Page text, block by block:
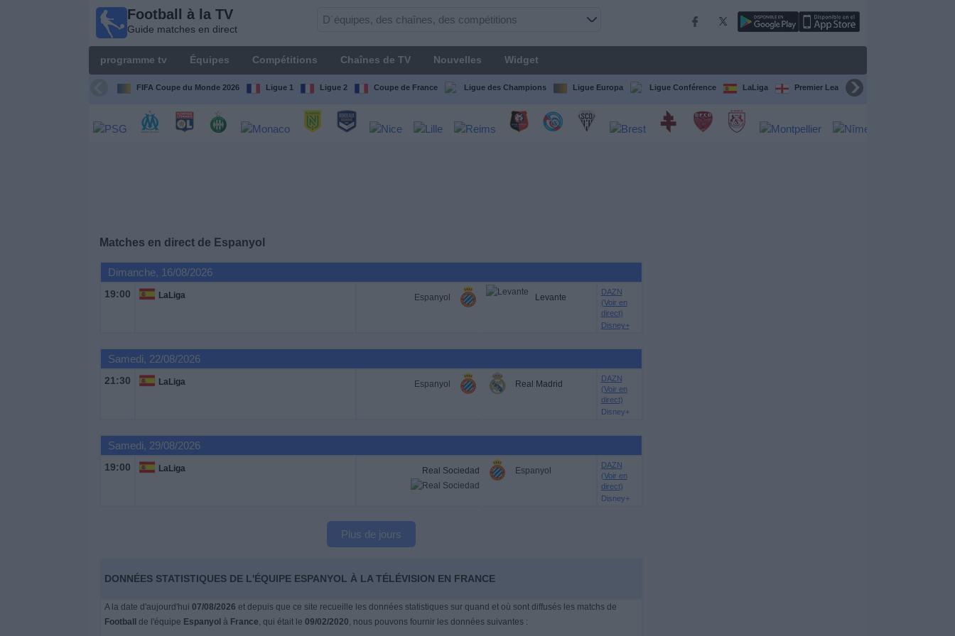
Football à la TV
Guide matches en direct
programme tv Équipes Compétitions Chaînes de TV Nouvelles Widget
FIFA Coupe du Monde 2026 Ligue 1 Ligue 2 Coupe de France Ligue des Champions Ligue Europa Ligue Conférence LaLiga Premier League
Matches en direct de Espanyol
Dimanche, 16/08/2026
19:00 LaLiga Espanyol Levante
DAZN
(Voir en
direct)
Disney+
Samedi, 22/08/2026
21:30 LaLiga Espanyol Real Madrid
DAZN
(Voir en
direct)
Disney+
Samedi, 29/08/2026
19:00 LaLiga Real Sociedad Espanyol
DAZN
(Voir en
direct)
Disney+
Plus de jours
DONNÉES STATISTIQUES DE L'ÉQUIPE ESPANYOL À LA TÉLÉVISION EN FRANCE
A la date d'aujourd'hui 07/08/2026 et depuis que ce site recueille les données statistiques sur quand et où sont diffusés les matchs de
Football
de l'équipe Espanyol à France, qui était le 09/02/2020, nous pouvons fournir les données suivantes :